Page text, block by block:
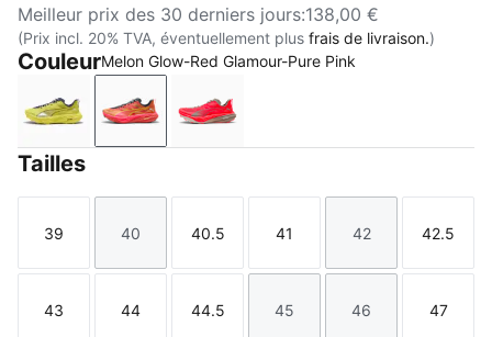
Meilleur prix des 30 derniers jours:138,00 €
(Prix incl. 20% TVA, éventuellement plus frais de livraison.)
CouleurMelon Glow-Red Glamour-Pure Pink
Lux Lime-Deep Plum
Melon Glow-Red Glamour-Pure Pink
Ultra Red-Mouse Gray
Tailles
Taille
39
Taille
40
Taille
40.5
Taille
41
Taille
42
Taille
42.5
Taille
43
Taille
44
Taille
44.5
Taille
45
Taille
46
Taille
47